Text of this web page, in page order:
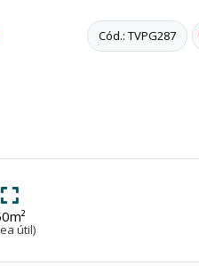
Cód.: TVPG287
útil)